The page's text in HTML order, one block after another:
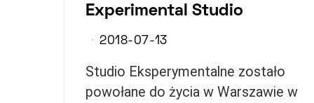
Experimental Studio
2018-07-13
Studio Eksperymentalne zostało
powołane do życia w Warszawie w